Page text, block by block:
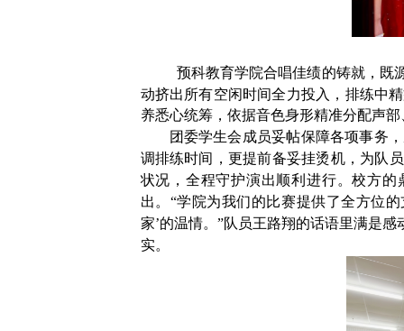
预科教育学院合唱佳绩的铸就，既
动挤出所有空闲时间全力投入，排练中
养悉心统筹，依据音色身形精准分配声
团委学生会成员妥帖保障各项事务
调排练时间，更提前备妥挂烫机，为队
状况，全程守护演出顺利进行。校方
出。 “学院为我们的比赛提供了全方位
家’的温情。 ”队员王路翔的话语里满是感
实。